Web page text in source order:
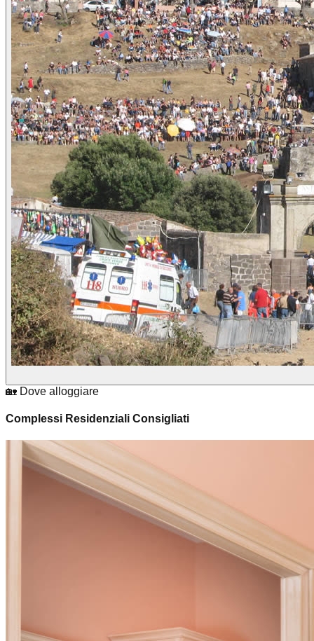
🏡 Dove alloggiare
Complessi Residenziali Consigliati